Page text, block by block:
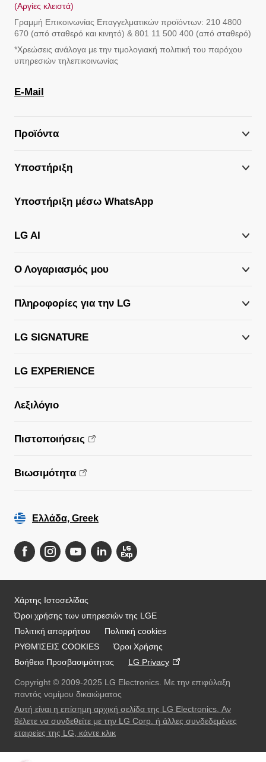
(Αργίες κλειστά)
Γραμμή Eπικοινωνίας Επαγγελματικών προϊόντων: 210 4800
670 (από σταθερό και κινητό) & 801 11 500 400 (από σταθερό)
*Χρεώσεις ανάλογα με την τιμολογιακή πολιτική του παρόχου
υπηρεσιών τηλεπικοινωνίας
E-Mail
Προϊόντα
Υποστήριξη
Υποστήριξη μέσω WhatsApp
LG AI
Ο Λογαριασμός μου
Πληροφορίες για την LG
LG SIGNATURE
LG EXPERIENCE
Λεξιλόγιο
Πιστοποιήσεις
Βιωσιμότητα
Ελλάδα, Greek
Χάρτης Ιστοσελίδας
Όροι χρήσης των υπηρεσιών της LGE
Πολιτική απορρήτου
Πολιτική cookies
ΡΥΘΜΊΣΕΙΣ COOKIES
Όροι Χρήσης
Βοήθεια Προσβασιμότητας
LG Privacy
Copyright © 2009-2025 LG Electronics. Με την επιφύλαξη
παντός νομίμου δικαιώματος
Αυτή είναι η επίσημη αρχική σελίδα της LG Electronics. Αν
θέλετε να συνδεθείτε με την LG Corp. ή άλλες συνδεδεμένες
εταιρείες της LG, κάντε κλικ